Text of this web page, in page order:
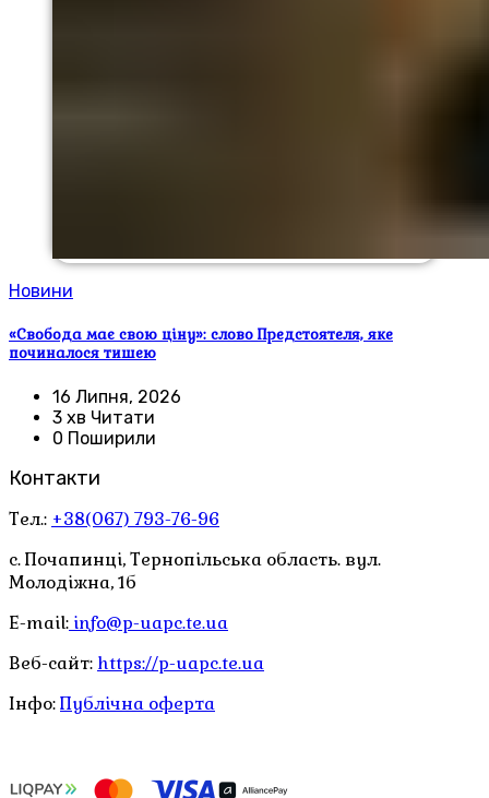
Новини
«Свобода має свою ціну»: слово Предстоятеля, яке
починалося тишею
16 Липня, 2026
3 хв Читати
0 Поширили
Контакти
Тел.: +38(067) 793-76-96
с. Почапинці, Тернопільська область. вул.
Молодіжна, 1б
E-mail: info@p-uapc.te.ua
Веб-сайт: https://p-uapc.te.ua
Інфо:Публічна оферта